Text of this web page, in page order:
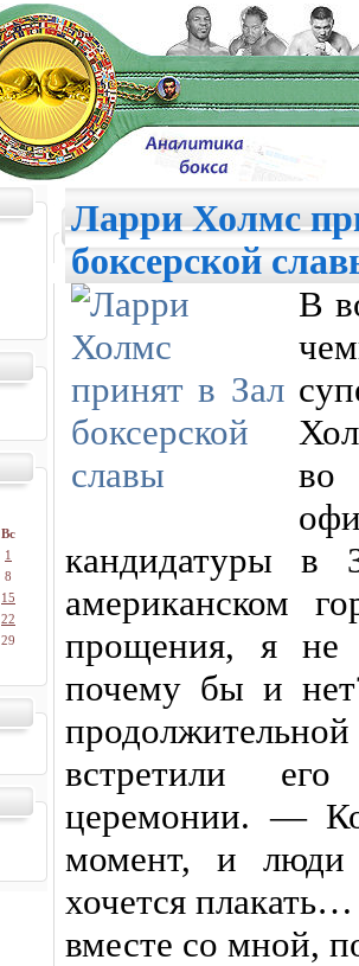
Вс
1
8
15
22
29
Ларри Холмс
боксерской
В
кандидатуры в
американском
прощения, я не
почему бы и
встретили
церемонии. —
момент, и люди
хочется
вместе со мной,